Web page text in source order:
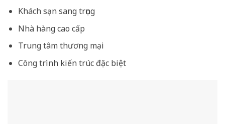
Khách sạn sang trọng
Nhà hàng cao cấp
Trung tâm thương mại
Công trình kiến trúc đặc biệt